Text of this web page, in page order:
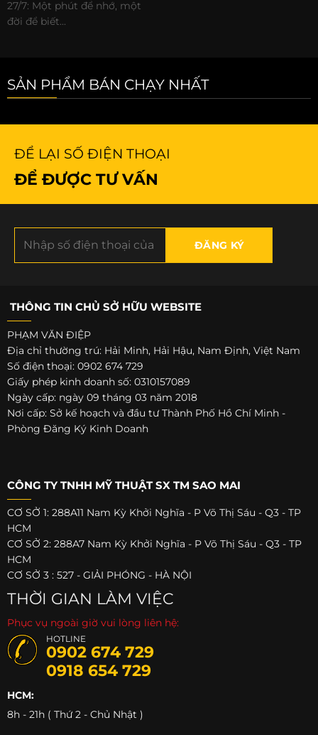
27/7: Một phút để nhớ, một
đời để biết...
SẢN PHẨM BÁN CHẠY NHẤT
ĐỂ LẠI SỐ ĐIỆN THOẠI
ĐỂ ĐƯỢC TƯ VẤN
THÔNG TIN CHỦ SỞ HỮU WEBSITE
PHẠM VĂN ĐIỆP
Địa chỉ thường trú: Hải Minh, Hải Hậu, Nam Định, Việt Nam
Số điện thoại: 0902 674 729
Giấy phép kinh doanh số: 0310157089
Ngày cấp: ngày 09 tháng 03 năm 2018
Nơi cấp: Sở kế hoạch và đầu tư Thành Phố Hồ Chí Minh -
Phòng Đăng Ký Kinh Doanh
CÔNG TY TNHH MỸ THUẬT SX TM SAO MAI
CƠ SỞ 1: 288A11 Nam Kỳ Khởi Nghĩa - P Võ Thị Sáu - Q3 - TP
HCM
CƠ SỞ 2: 288A7 Nam Kỳ Khởi Nghĩa - P Võ Thị Sáu - Q3 - TP
HCM
CƠ SỞ 3 : 527 - GIẢI PHÓNG - HÀ NỘI
THỜI GIAN LÀM VIỆC
Phục vụ ngoài giờ vui lòng liên hệ:
HOTLINE
0902 674 729
0918 654 729
HCM:
8h - 21h ( Thứ 2 - Chủ Nhật )